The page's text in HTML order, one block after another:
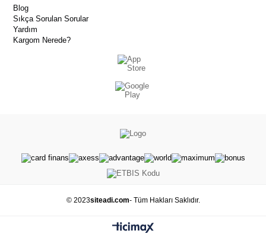
Blog
Sıkça Sorulan Sorular
Yardım
Kargom Nerede?
© 2023siteadi.com- Tüm Hakları Saklıdır.